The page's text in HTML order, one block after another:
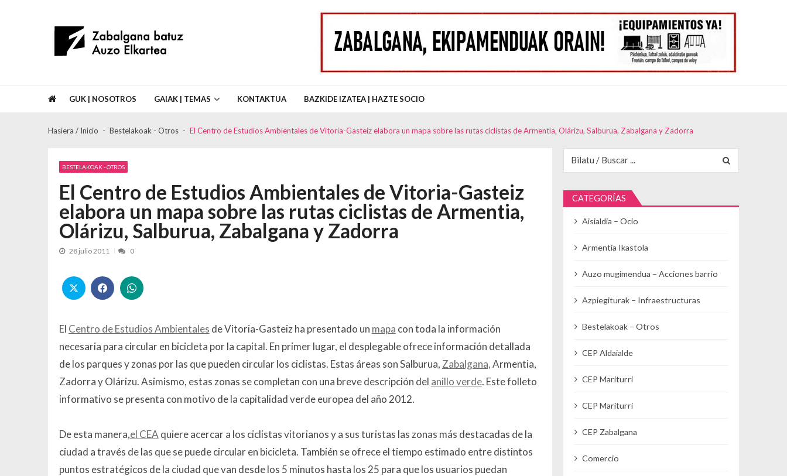
Asociación de Vecinos Zabalgana Batuz Auzo Elkartea
GUK | NOSOTROS GAIAK | TEMAS KONTAKTUA BAZKIDE IZATEA | HAZTE SOCIO
Hasiera / Inicio Bestelakoak - Otros El Centro de Estudios Ambientales de Vitoria-Gasteiz elabora un mapa sobre las rutas ciclistas de Armentia, Olárizu, Salburua, Zabalgana y Zadorra
BESTELAKOAK - OTROS
El Centro de Estudios Ambientales de Vitoria-Gasteiz
elabora un mapa sobre las rutas ciclistas de Armentia,
Olárizu, Salburua, Zabalgana y Zadorra
28 julio 2011 0
El Centro de Estudios Ambientales de Vitoria-Gasteiz ha presentado un mapa con toda la información
necesaria para circular en bicicleta por la capital. En primer lugar, el desplegable ofrece información detallada
de los parques y zonas por las que pueden circular los ciclistas. Estas áreas son Salburua, Zabalgana,Armentia,
Zadorra y Olárizu.Asimismo, estas zonas se completan con una breve descripción del anillo verde. Este folleto
informativo se presenta con motivo de la capitalidad verde europea del año 2012.
De esta manera,el CEA quiere acercar a los ciclistas vitorianos y a sus turistas las zonas más destacadas de la
ciudad a través de las que se puede circular en bicicleta. También se ofrece el tiempo estimado entre distintos
puntos estratégicos de la ciudad que van desde los 5 minutos hasta los 25 para que los usuarios puedan
CATEGORÍAS
Aisialdia – Ocio
Armentia Ikastola
Auzo mugimendua – Acciones barrio
Azpiegiturak – Infraestructuras
Bestelakoak – Otros
CEP Aldaialde
CEP Mariturri
CEP Mariturri
CEP Zabalgana
Comercio